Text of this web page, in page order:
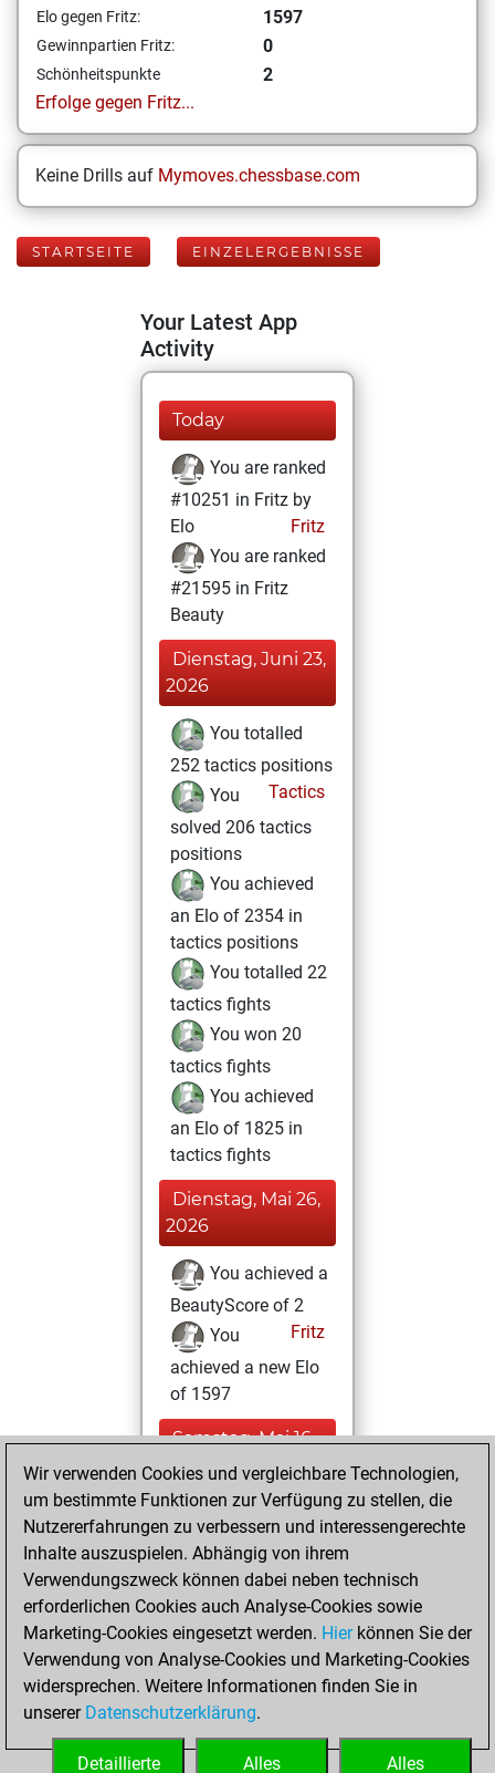
Elo gegen Fritz: 1597
Gewinnpartien Fritz: 0
Schönheitspunkte
2
Erfolge gegen Fritz...
Keine Drills auf Mymoves.chessbase.com
STARTSEITE EINZELERGEBNISSE
Your Latest App
Activity
Today
You are ranked
#10251 in Fritz by
Elo
Fritz
You are ranked
#21595 in Fritz
Beauty
Dienstag, Juni 23,
2026
You totalled
252 tactics positions
Tactics
You
solved 206 tactics
positions
You achieved
an Elo of 2354 in
tactics positions
You totalled 22
tactics fights
You won 20
tactics fights
You achieved
an Elo of 1825 in
tactics fights
Dienstag, Mai 26,
2026
You achieved a
BeautyScore of 2
Fritz
You
achieved a new Elo
of 1597
Samstag, Mai 16,
2026
You created
your Fritz account
Fritz
Sonntag,
Mai 10, 2026
You played 1
blitz games
Play
You scored +0
=1 -0 in blitz
Wir verwenden Cookies und vergleichbare Technologien,
um bestimmte Funktionen zur Verfügung zu stellen, die
Nutzererfahrungen zu verbessern und interessengerechte
Inhalte auszuspielen. Abhängig von ihrem
Verwendungszweck können dabei neben technisch
erforderlichen Cookies auch Analyse-Cookies sowie
Marketing-Cookies eingesetzt werden. Hierkönnen Sie der
Verwendung von Analyse-Cookies und Marketing-Cookies
widersprechen. Weitere Informationen finden Sie in
unserer Datenschutzerklärung.
Alles
Alles
Detaillierte